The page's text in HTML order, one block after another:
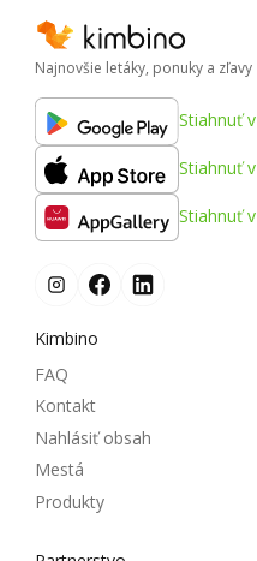
Najnovšie letáky, ponuky a zľavy
Stiahnuť v
Stiahnuť v
Stiahnuť v
Kimbino
FAQ
Kontakt
Nahlásiť obsah
Mestá
Produkty